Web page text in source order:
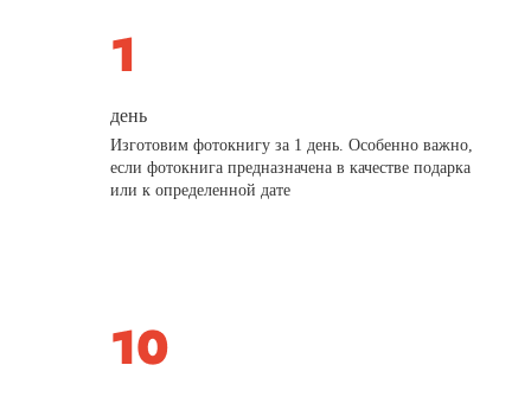
день
Изготовим фотокнигу за 1 день. Особенно важно,
если фотокнига предназначена в качестве подарка
или к определенной дате